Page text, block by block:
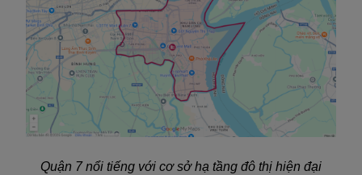
Quận 7 nổi tiếng với cơ sở hạ tầng đô thị hiện đại